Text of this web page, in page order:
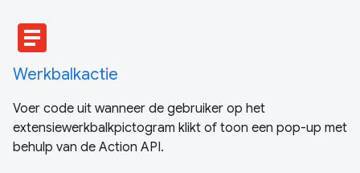
article
Werkbalkactie
Voer code uit wanneer de gebruiker op het
extensiewerkbalkpictogram klikt of toon een pop-up met
behulp van de Action API.